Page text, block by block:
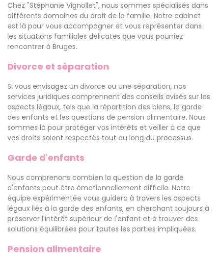
Chez "Stéphanie Vignollet", nous sommes spécialisés dans
différents domaines du droit de la famille. Notre cabinet
est là pour vous accompagner et vous représenter dans
les situations familiales délicates que vous pourriez
rencontrer à Bruges.
Divorce et séparation
Si vous envisagez un divorce ou une séparation, nos
services juridiques comprennent des conseils avisés sur les
aspects légaux, tels que la répartition des biens, la garde
des enfants et les questions de pension alimentaire. Nous
sommes là pour protéger vos intérêts et veiller à ce que
vos droits soient respectés tout au long du processus.
Garde d'enfants
Nous comprenons combien la question de la garde
d'enfants peut être émotionnellement difficile. Notre
équipe expérimentée vous guidera à travers les aspects
légaux liés à la garde des enfants, en cherchant toujours à
préserver l'intérêt supérieur de l'enfant et à trouver des
solutions équilibrées pour toutes les parties impliquées.
Pension alimentaire